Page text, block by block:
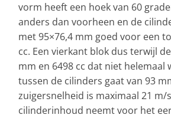
vorm heeft een hoek van 60
anders dan voorheen en de
met 95×76,4 mm goed voor een
cc. Een vierkant blok dus terwijl
mm en 6498 cc dat niet helemaal
tussen de cilinders gaat van 93
zuigersnelheid is maximaal 21 m/
cilinderinhoud neemt voor het